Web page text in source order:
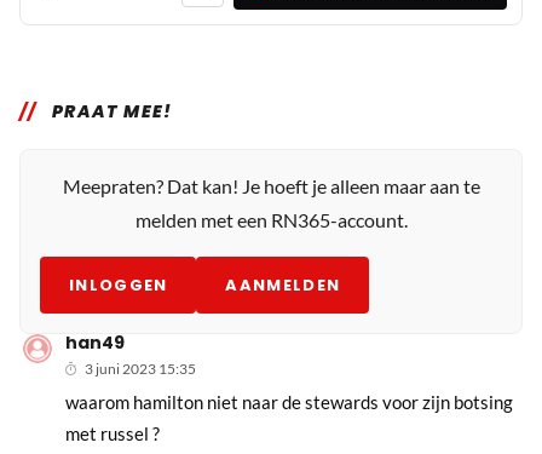
PRAAT MEE!
Meepraten? Dat kan! Je hoeft je alleen maar aan te
melden met een RN365-account.
INLOGGEN AANMELDEN
han49
3 juni 2023 15:35
waarom hamilton niet naar de stewards voor zijn botsing
met russel ?